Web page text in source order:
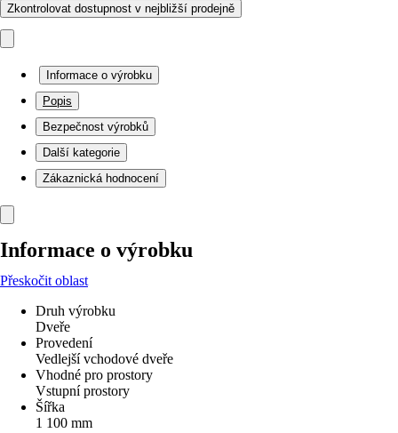
Zkontrolovat dostupnost v nejbližší prodejně
Informace o výrobku
Popis
Bezpečnost výrobků
Další kategorie
Zákaznická hodnocení
Informace o výrobku
Přeskočit oblast
Druh výrobku
Dveře
Provedení
Vedlejší vchodové dveře
Vhodné pro prostory
Vstupní prostory
Šířka
1 100 mm